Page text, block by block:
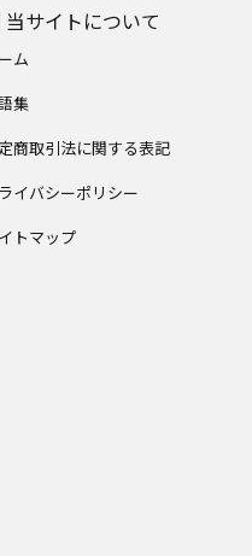
サイトについて
ム
集
商取引法に関する表記
イバシーポリシー
トマップ